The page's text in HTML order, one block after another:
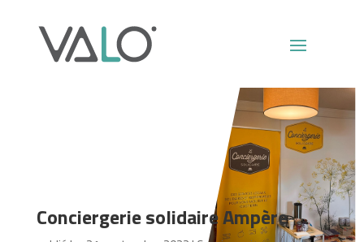
Conciergerie solidaire Ampère